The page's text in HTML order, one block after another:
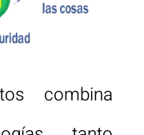
combina